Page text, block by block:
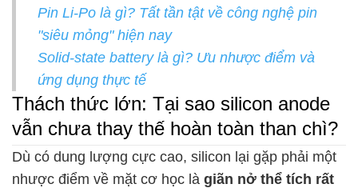
Pin Li-Po là gì? Tất tần tật về công nghệ pin
"siêu mỏng" hiện nay
Solid-state battery là gì? Ưu nhược điểm và
ứng dụng thực tế
Thách thức lớn: Tại sao silicon anode
vẫn chưa thay thế hoàn toàn than chì?
Dù có dung lượng cực cao, silicon lại gặp phải một
nhược điểm về mặt cơ học là giãn nở thể tích rất